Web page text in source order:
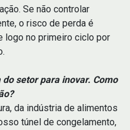
Se não controlar
o risco de perda é
logo no primeiro ciclo por
setor para inovar. Como
da indústria de alimentos
túnel de congelamento,